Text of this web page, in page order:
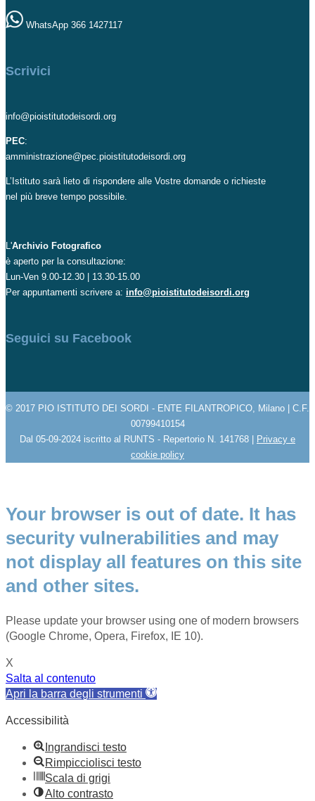
WhatsApp 366 1427117
Scrivici
info@pioistitutodeisordi.org
PEC:
amministrazione@pec.pioistitutodeisordi.org
L’Istituto sarà lieto di rispondere alle Vostre domande o richieste
nel più breve tempo possibile.
L'Archivio Fotografico
è aperto per la consultazione:
Lun-Ven 9.00-12.30 | 13.30-15.00
Per appuntamenti scrivere a: info@pioistitutodeisordi.org
Seguici su Facebook
© 2017 PIO ISTITUTO DEI SORDI - ENTE FILANTROPICO, Milano | C.F.
00799410154
Dal 05-09-2024 iscritto al RUNTS - Repertorio N. 141768 | Privacy e
cookie policy
Your browser is out of date. It has
security vulnerabilities and may
not display all features on this site
and other sites.
Please update your browser using one of modern browsers
(Google Chrome, Opera, Firefox, IE 10).
X
Salta al contenuto
Apri la barra degli strumenti
Accessibilità
Ingrandisci testo
Rimpicciolisci testo
Scala di grigi
Alto contrasto